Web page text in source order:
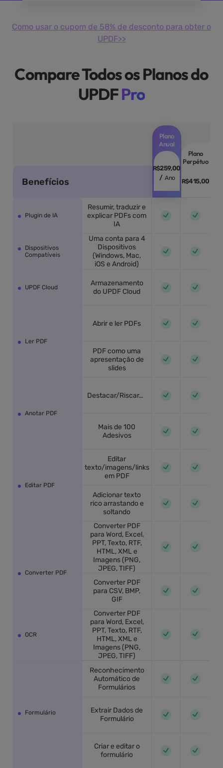
Como usar o cupom de 58% de desconto para obter o
UPDF>>
Compare Todos os Planos do
UPDFPro
Plano
Anual
R$259,00
/ Ano
Plano
Perpétuo
R$415,00
Benefícios
Plugin de IA
Resumir, traduzir e
explicar PDFs com
IA
Dispositivos
Compatíveis
Uma conta para 4
Dispositivos
(Windows, Mac,
iOS e Android)
UPDF Cloud
Armazenamento
do UPDF Cloud
Ler PDF
Abrir e ler PDFs
PDF como uma
apresentação de
slides
Anotar PDF
Destacar/Riscar/Sublinhar/Comentar Texto/Caixa de Texto/Balão de Texto/Nota Adesiva
Mais de 100
Adesivos
Editar PDF
Editar
texto/imagens/links
em PDF
Adicionar texto
rico arrastando e
soltando
Converter PDF
Converter PDF
para Word, Excel,
PPT, Texto, RTF,
HTML, XML e
Imagens (PNG,
JPEG, TIFF)
Converter PDF
para CSV, BMP,
GIF
OCR
Converter PDF
para Word, Excel,
PPT, Texto, RTF,
HTML, XML e
Imagens (PNG,
JPEG, TIFF)
Formulário
Reconhecimento
Automático de
Formulários
Extrair Dados de
Formulário
Criar e editar o
formulário